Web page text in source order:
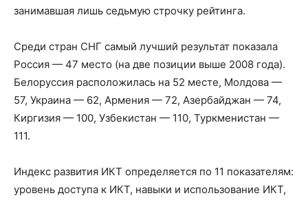
занимавшая лишь седьмую строчку рейтинга.
Среди стран СНГ самый лучший результат показала
Россия — 47 место (на две позиции выше 2008 года).
Белоруссия расположилась на 52 месте, Молдова —
57, Украина — 62, Армения — 72, Азербайджан — 74,
Киргизия — 100, Узбекистан — 110, Туркменистан —
111.
Индекс развития ИКТ определяется по 11 показателям:
уровень доступа к ИКТ, навыки и использование ИКТ,